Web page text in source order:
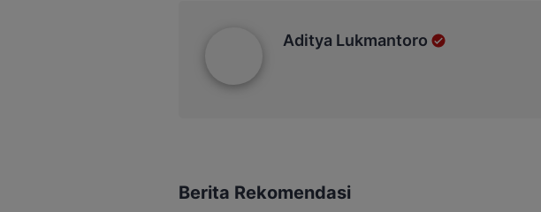
Aditya Lukmantoro
Berita Rekomendasi